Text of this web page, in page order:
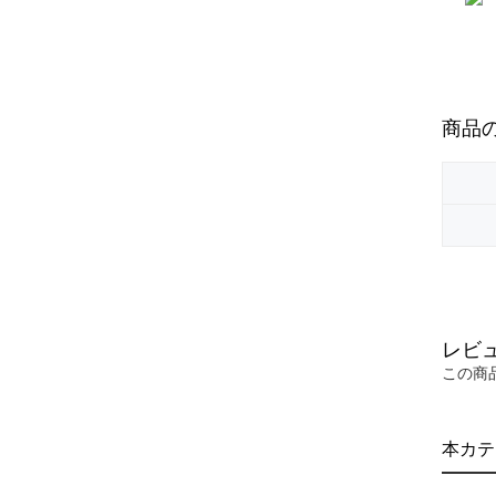
商品
レビ
この商
本カ